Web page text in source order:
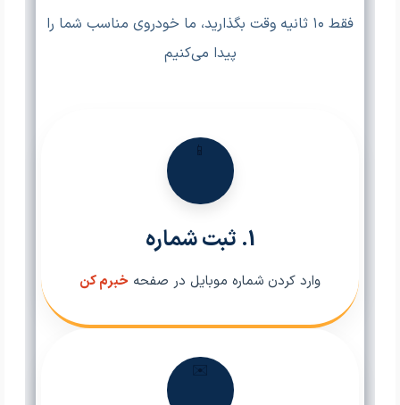
فقط ۱۰ ثانیه وقت بگذارید، ما خودروی مناسب شما را
پیدا می‌کنیم
📱
1. ثبت شماره
وارد کردن شماره موبایل در صفحه خبرم کن
✉️